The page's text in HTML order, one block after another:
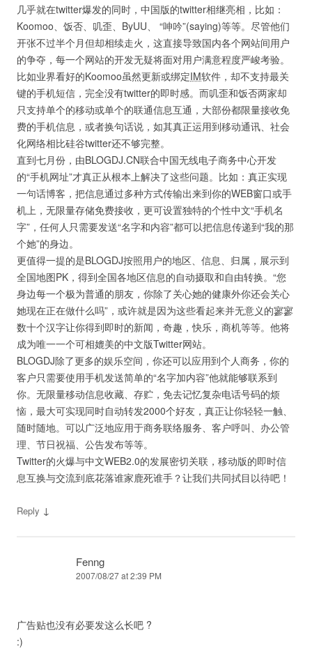
几乎就在twitter爆发的同时，中国版的twitter相继亮相，比如：
Koomoo、饭否、叽歪、ByUU、 “呻吟”(saying)等等。尽管他们
开张不过半个月但却相续走火，这直接导致国内各个网站间用户
的争夺，每一个网站的开发无疑将面对用户满意程度严峻考验。
比如业界看好的Koomoo虽然更新或绑定IM软件，却不支持最关
键的手机短信，完全没有twitter的即时感。而叽歪和饭否两家却
只支持单个的移动或单个的联通信息互通，大部份都限量接收免
费的手机信息，或者换句话说，如其真正运用到移动通讯、社会
化网络相比硅谷twitter还不够完整。
直到七月份，由BLOGDJ.CN联合中国无线电子商务中心开发
的“手机网址”才真正从根本上解决了这些问题。比如：真正实现
一句话博客，把信息通过多种方式传输出来到你的WEB窗口或手
机上，无限量存储免费接收，更可设置独特的个性中文“手机名
字”，任何人只需要发送“名字和内容”都可以把信息传递到“我的那
个她”的身边。
更值得一提的是BLOGDJ按照用户的地区、信息、归属，展示到
全国地图PK，得到全国各地区信息的自动摄取和自由转换。“您
身边每一个极为普通的朋友，你除了关心她的健康外你还会关心
她现在正在做什么吗”，或许就是因为这些看起来并无意义的寥寥
数十个汉字让你得到即时的新闻，奇趣，快乐，商机等等。他将
成为唯一一个可相媲美的中文版Twitter网站。
BLOGDJ除了更多的娱乐空间，你还可以应用到个人商务，你的
客户只需要使用手机发送简单的“名字加内容”他就能够联系到
你。无限量移动信息收藏、存贮，免去记忆复杂电话号码的烦
恼，最大可实现同时自动转发2000个好友，真正让你轻轻一触、
随时随地。可以广泛地应用于商务联络服务、客户呼叫、办公管
理、节日祝福、公告发布等等。
Twitter的火爆与中文WEB2.0的发展密切关联，移动版的即时信
息互换与交流到底花落谁家鹿死谁手？让我们共同拭目以待吧！
Reply ↓
Fenng
2007/08/27 at 2:39 PM
广告贴也没有必要发这么长吧 ?
:)